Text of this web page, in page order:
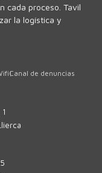
cada proceso. Tavil
la logística y
Canal de denuncias